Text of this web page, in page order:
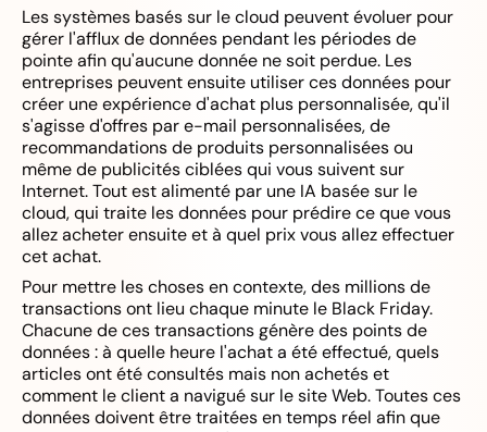
Les systèmes basés sur le cloud peuvent évoluer pour
gérer l'afflux de données pendant les périodes de
pointe afin qu'aucune donnée ne soit perdue. Les
entreprises peuvent ensuite utiliser ces données pour
créer une expérience d'achat plus personnalisée, qu'il
s'agisse d'offres par e-mail personnalisées, de
recommandations de produits personnalisées ou
même de publicités ciblées qui vous suivent sur
Internet. Tout est alimenté par une IA basée sur le
cloud, qui traite les données pour prédire ce que vous
allez acheter ensuite et à quel prix vous allez effectuer
cet achat.
Pour mettre les choses en contexte, des millions de
transactions ont lieu chaque minute le Black Friday.
Chacune de ces transactions génère des points de
données : à quelle heure l'achat a été effectué, quels
articles ont été consultés mais non achetés et
comment le client a navigué sur le site Web. Toutes ces
données doivent être traitées en temps réel afin que